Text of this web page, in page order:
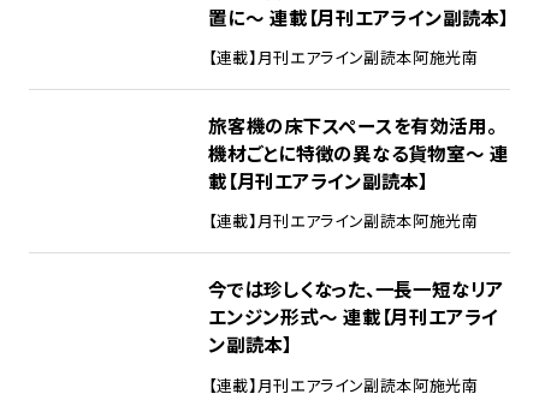
置に～ 連載【月刊エアライン副読本】
【連載】月刊エアライン副読本阿施光南
旅客機の床下スペースを有効活用。
機材ごとに特徴の異なる貨物室～ 連
載【月刊エアライン副読本】
【連載】月刊エアライン副読本阿施光南
今では珍しくなった、一長一短なリア
エンジン形式～ 連載【月刊エアライ
ン副読本】
【連載】月刊エアライン副読本阿施光南